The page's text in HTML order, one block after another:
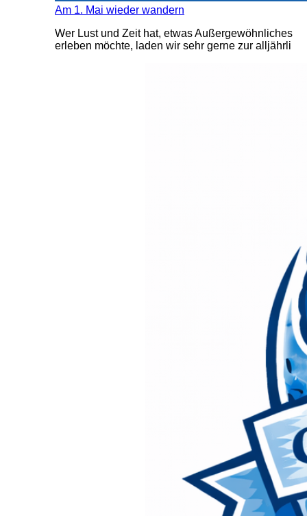
Am 1. Mai wieder wandern
Wer Lust und Zeit hat, etwas Außergewöhnliches
erleben möchte, laden wir sehr gerne zur alljährli